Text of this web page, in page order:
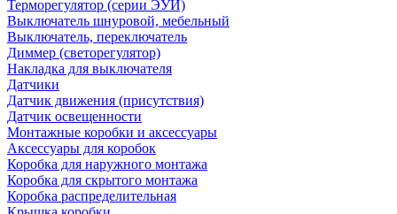
Терморегулятор (серии ЭУИ)
Выключатель шнуровой, мебельный
Выключатель, переключатель
Диммер (светорегулятор)
Накладка для выключателя
Датчики
Датчик движения (присутствия)
Датчик освещенности
Монтажные коробки и аксессуары
Аксессуары для коробок
Коробка для наружного монтажа
Коробка для скрытого монтажа
Коробка распределительная